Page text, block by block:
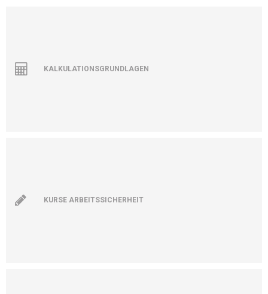
KALKULATIONSGRUNDLAGEN
KURSE ARBEITSSICHERHEIT